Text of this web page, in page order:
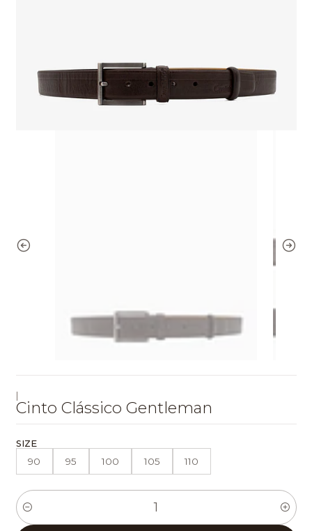
|
Cinto Clássico Gentleman
SIZE
90 95 100 105 110
Quantity